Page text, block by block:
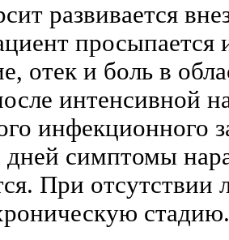
развивается
просыпается
отек и боль в
интенсивной
инфекционного
дней симптомы
При отсутствии
стадию.